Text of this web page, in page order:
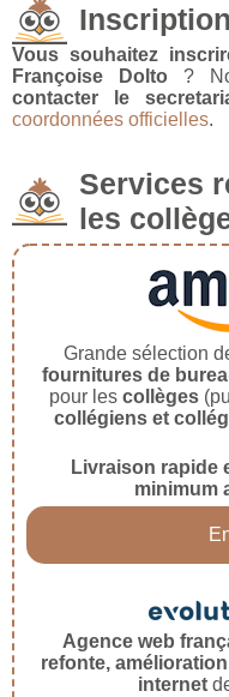
Inscription
Vous souhaitez
Françoise Dolto ?
contacter le
coordonnées officielles.
Services
les
Grande sélection
fournitures de
pour les collèges
collégiens et
Livraison rapide
minimum
Agence web
refonte,
internet